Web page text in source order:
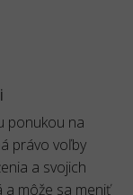
ponukou na
právo voľby
a svojich
a môže sa meniť